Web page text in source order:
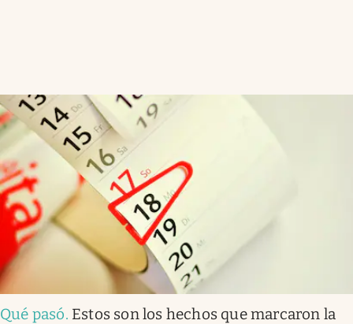
Qué pasó. Estos son los hechos que marcaron la